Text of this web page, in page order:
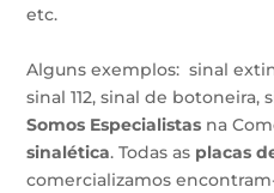
etc.
Alguns exemplos: sinal
sinal 112, sinal de botoneira,
Somos Especialistas na
sinalética. Todas as placas
comercializamos